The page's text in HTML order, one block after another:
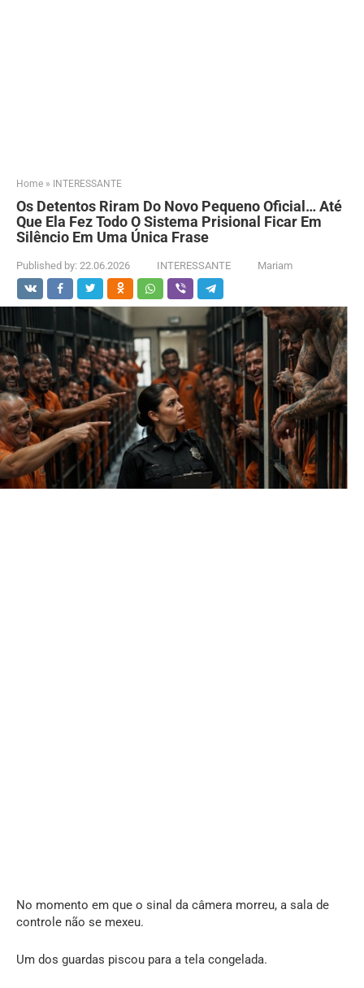
Home » INTERESSANTE
Os Detentos Riram Do Novo Pequeno Oficial… Até
Que Ela Fez Todo O Sistema Prisional Ficar Em
Silêncio Em Uma Única Frase
Published by: 22.06.2026 INTERESSANTE Mariam
No momento em que o sinal da câmera morreu, a sala de
controle não se mexeu.
Um dos guardas piscou para a tela congelada.